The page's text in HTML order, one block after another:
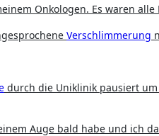
Onkologen. Es waren alle
Verschlimmerung
durch die Uniklinik pausiert
Auge bald habe und ich